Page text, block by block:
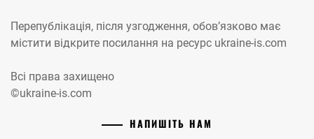
Перепублікація, після узгодження, обов’язково має
містити відкрите посилання на ресурс ukraine-is.com
Всі права захищено
©ukraine-is.com
НАПИШІТЬ НАМ